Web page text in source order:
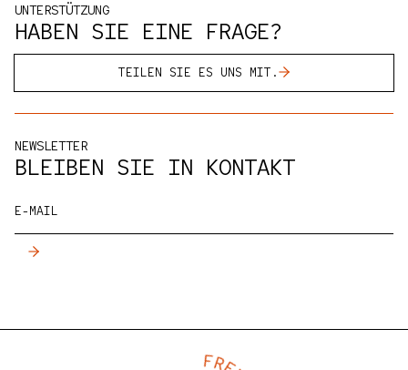
UNTERSTÜTZUNG
HABEN SIE EINE FRAGE?
TEILEN SIE ES UNS MIT.
NEWSLETTER
BLEIBEN SIE IN KONTAKT
E-MAIL